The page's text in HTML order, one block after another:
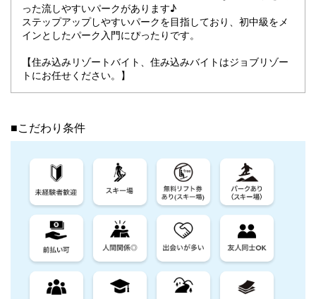
った流しやすいパークがあります♪
ステップアップしやすいパークを目指しており、初中級をメ
インとしたパーク入門にぴったりです。
【住み込みリゾートバイト、住み込みバイトはジョブリゾー
トにお任せください。】
■こだわり条件